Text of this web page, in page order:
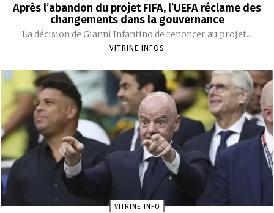
Après l’abandon du projet FIFA, l’UEFA réclame des
changements dans la gouvernance
La décision de Gianni Infantino de renoncer au projet...
VITRINE INFOS
VITRINE INFO